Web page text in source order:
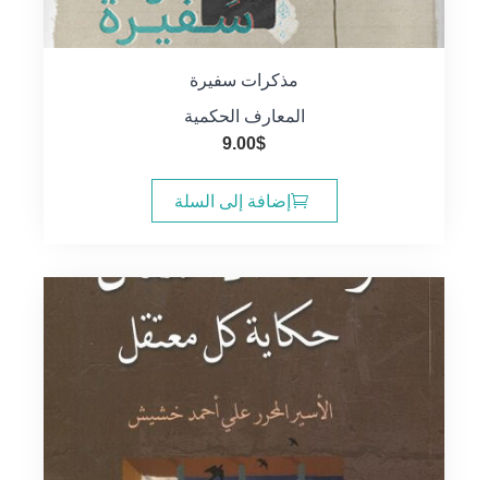
مذكرات سفيرة
المعارف الحكمية
9.00$
إضافة إلى السلة